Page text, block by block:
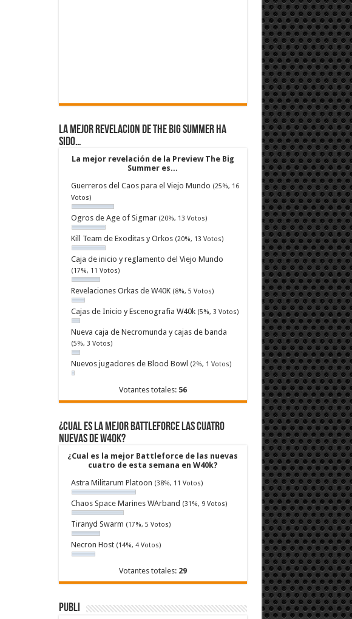
La mejor revelacion de The Big Summer ha
sido…
La mejor revelación de la Preview The Big
Summer es...
Guerreros del Caos para el Viejo Mundo (25%, 16
Votos)
Ogros de Age of Sigmar (20%, 13 Votos)
Kill Team de Exoditas y Orkos (20%, 13 Votos)
Caja de inicio y reglamento del Viejo Mundo
(17%, 11 Votos)
Revelaciones Orkas de W40K (8%, 5 Votos)
Cajas de Inicio y Escenografia W40k (5%, 3 Votos)
Nueva caja de Necromunda y cajas de banda
(5%, 3 Votos)
Nuevos jugadores de Blood Bowl (2%, 1 Votos)
Votantes totales: 56
¿Cual es la mejor Battleforce las cuatro
nuevas de W40k?
¿Cual es la mejor Battleforce de las nuevas
cuatro de esta semana en W40k?
Astra Militarum Platoon (38%, 11 Votos)
Chaos Space Marines WArband (31%, 9 Votos)
Tiranyd Swarm (17%, 5 Votos)
Necron Host (14%, 4 Votos)
Votantes totales: 29
Publi